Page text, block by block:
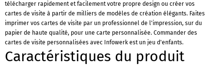
télécharger rapidement et facilement votre propre design ou créer vos
cartes de visite à partir de milliers de modèles de création élégants. Faites
imprimer vos cartes de visite par un professionnel de l'impression, sur du
papier de haute qualité, pour une carte personnalisée. Commander des
cartes de visite personnalisées avec Infowerk est un jeu d'enfants.
Caractéristiques du produit